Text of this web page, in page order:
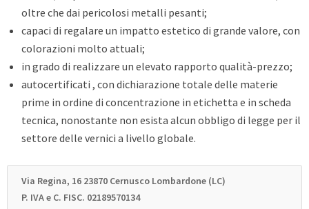
oltre che dai pericolosi metalli pesanti;
capaci di regalare un impatto estetico di grande valore, con
colorazioni molto attuali;
in grado di realizzare un elevato rapporto qualità-prezzo;
autocertificati , con dichiarazione totale delle materie
prime in ordine di concentrazione in etichetta e in scheda
tecnica, nonostante non esista alcun obbligo di legge per il
settore delle vernici a livello globale.
Via Regina, 16 23870 Cernusco Lombardone (LC)
P. IVA e C. FISC. 02189570134